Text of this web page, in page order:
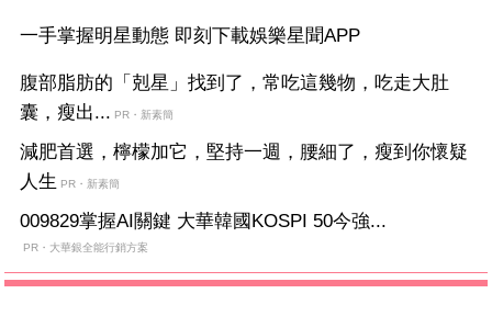
一手掌握明星動態 即刻下載娛樂星聞APP
腹部脂肪的「剋星」找到了，常吃這幾物，吃走大肚
囊，瘦出... PR・新素簡
減肥首選，檸檬加它，堅持一週，腰細了，瘦到你懷疑
人生 PR・新素簡
009829掌握AI關鍵 大華韓國KOSPI 50今強...
PR・大華銀全能行銷方案